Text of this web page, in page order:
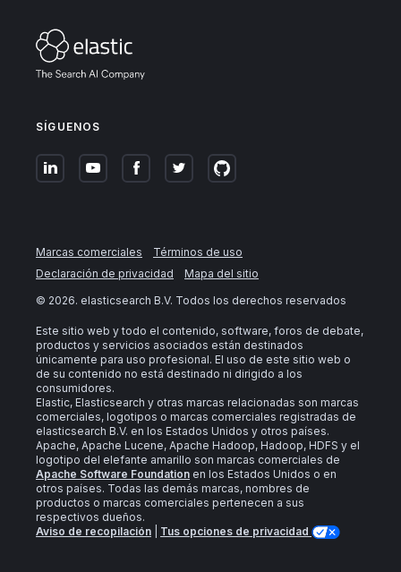
SÍGUENOS
Marcas comerciales
Términos de uso
Declaración de privacidad
Mapa del sitio
© 2026. elasticsearch B.V. Todos los derechos reservados
Este sitio web y todo el contenido, software, foros de debate,
productos y servicios asociados están destinados
únicamente para uso profesional. El uso de este sitio web o
de su contenido no está destinado ni dirigido a los
consumidores.
Elastic, Elasticsearch y otras marcas relacionadas son marcas
comerciales, logotipos o marcas comerciales registradas de
elasticsearch B.V. en los Estados Unidos y otros países.
Apache, Apache Lucene, Apache Hadoop, Hadoop, HDFS y el
logotipo del elefante amarillo son marcas comerciales de
Apache Software Foundation en los Estados Unidos o en
otros países. Todas las demás marcas, nombres de
productos o marcas comerciales pertenecen a sus
respectivos dueños.
Aviso de recopilación
Tus opciones de privacidad